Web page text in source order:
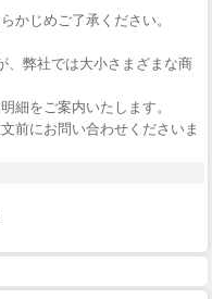
かじめご了承ください。
、弊社では大小さまざまな商
細をご案内いたします。
前にお問い合わせくださいま